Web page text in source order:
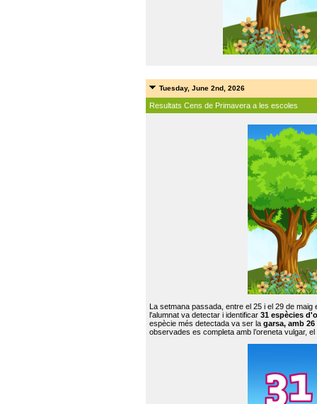
Tuesday, June 2nd, 2026
Resultats Cens de Primavera a les escoles
La setmana passada, entre el 25 i el 29 de
l'alumnat va detectar i identificar 31 espècies
espècie més detectada va ser la garsa, amb
observades es completa amb l’oreneta vulgar,